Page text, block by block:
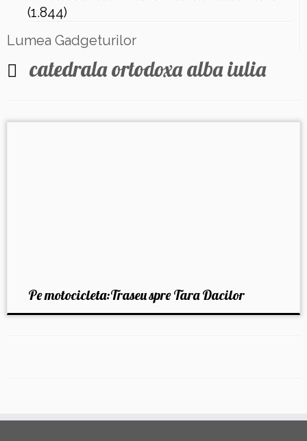
(1.844)
Lumea Gadgeturilor
catedrala ortodoxa alba iulia
Pe motocicleta:Traseu spre Tara Dacilor